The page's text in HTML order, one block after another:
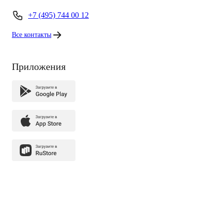
+7 (495) 744 00 12
Все контакты
Приложения